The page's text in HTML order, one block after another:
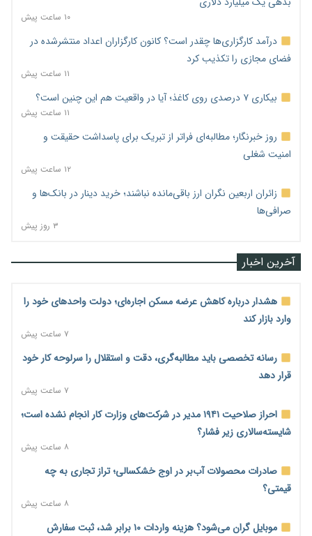
۱۰ ساعت پیش
درآمد کارگزاری‌ها چقدر است؟ کانون کارگزاران اعداد منتشرشده در
فضای مجازی را تکذیب کرد
۱۱ ساعت پیش
بیکاری ۷ درصدی روی کاغذ؛ آیا در واقعیت هم این چنین است؟
۱۱ ساعت پیش
روز خبرنگار؛ مطالبه‌ای فراتر از تبریک برای پاسداشت حقیقت و
امنیت شغلی
۱۲ ساعت پیش
زائران اربعین نگران ارز باقی‌مانده نباشند؛ خرید دینار در بانک‌ها و
صرافی‌ها
۳ روز پیش
آخرین اخبار
هشدار درباره کاهش عرضه مسکن اجاره‌ای؛ دولت واحدهای خود را
وارد بازار کند
۷ ساعت پیش
رسانه تخصصی باید مطالبه‌گری، دقت و استقلال را سرلوحه کار خود
قرار دهد
۷ ساعت پیش
احراز صلاحیت ۱۹۴۱ مدیر در شرکت‌های وزارت کار انجام نشده است؛
شایسته‌سالاری زیر فشار؟
۸ ساعت پیش
صادرات محصولات آب‌بر در اوج خشکسالی؛ تراز تجاری به چه
قیمتی؟
۸ ساعت پیش
موبایل گران می‌شود؟ هزینه واردات ۱۰ برابر شد، ثبت سفارش